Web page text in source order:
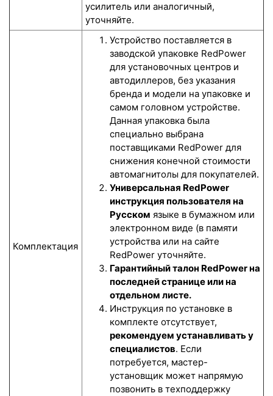
усилитель или аналогичный,
уточняйте.
Комплектация
Устройство поставляется в
заводской упаковке RedPower
для установочных центров и
автодиллеров, без указания
бренда и модели на упаковке и
самом головном устройстве.
Данная упаковка была
специально выбрана
поставщиками RedPower для
снижения конечной стоимости
автомагнитолы для покупателей.
Универсальная RedPower
инструкция пользователя на
Русском языке в бумажном или
электронном виде (в памяти
устройства или на сайте
RedPower уточняйте.
Гарантийный талон RedPower на
последней странице или на
отдельном листе.
Инструкция по установке в
комплекте отсутствует,
рекомендуем устанавливать у
специалистов. Если
потребуется, мастер-
установщик может напрямую
позвонить в техподдержку